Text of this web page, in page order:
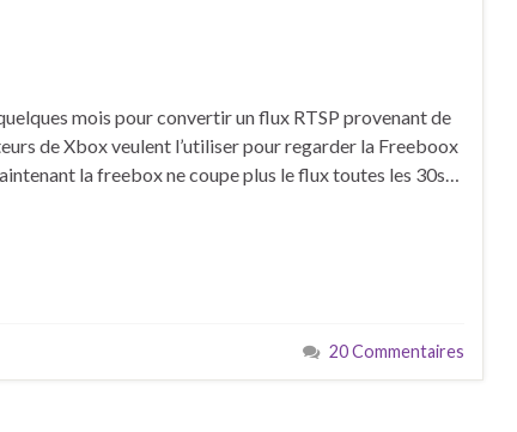
mois pour convertir un flux RTSP provenant de
de Xbox veulent l’utiliser pour regarder la Freeboox
la freebox ne coupe plus le flux toutes les 30s…
20 Commentaires